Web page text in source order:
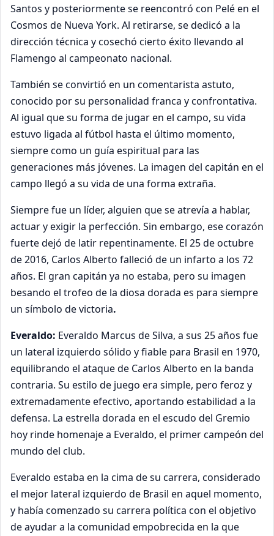
Santos y posteriormente se reencontró con Pelé en el
Cosmos de Nueva York. Al retirarse, se dedicó a la
dirección técnica y cosechó cierto éxito llevando al
Flamengo al campeonato nacional.
También se convirtió en un comentarista astuto,
conocido por su personalidad franca y confrontativa.
Al igual que su forma de jugar en el campo, su vida
estuvo ligada al fútbol hasta el último momento,
siempre como un guía espiritual para las
generaciones más jóvenes. La imagen del capitán en el
campo llegó a su vida de una forma extraña.
Siempre fue un líder, alguien que se atrevía a hablar,
actuar y exigir la perfección. Sin embargo, ese corazón
fuerte dejó de latir repentinamente. El 25 de octubre
de 2016, Carlos Alberto falleció de un infarto a los 72
años. El gran capitán ya no estaba, pero su imagen
besando el trofeo de la diosa dorada es para siempre
un símbolo de victoria.
Everaldo: Everaldo Marcus de Silva, a sus 25 años fue
un lateral izquierdo sólido y fiable para Brasil en 1970,
equilibrando el ataque de Carlos Alberto en la banda
contraria. Su estilo de juego era simple, pero feroz y
extremadamente efectivo, aportando estabilidad a la
defensa. La estrella dorada en el escudo del Gremio
hoy rinde homenaje a Everaldo, el primer campeón del
mundo del club.
Everaldo estaba en la cima de su carrera, considerado
el mejor lateral izquierdo de Brasil en aquel momento,
y había comenzado su carrera política con el objetivo
de ayudar a la comunidad empobrecida en la que